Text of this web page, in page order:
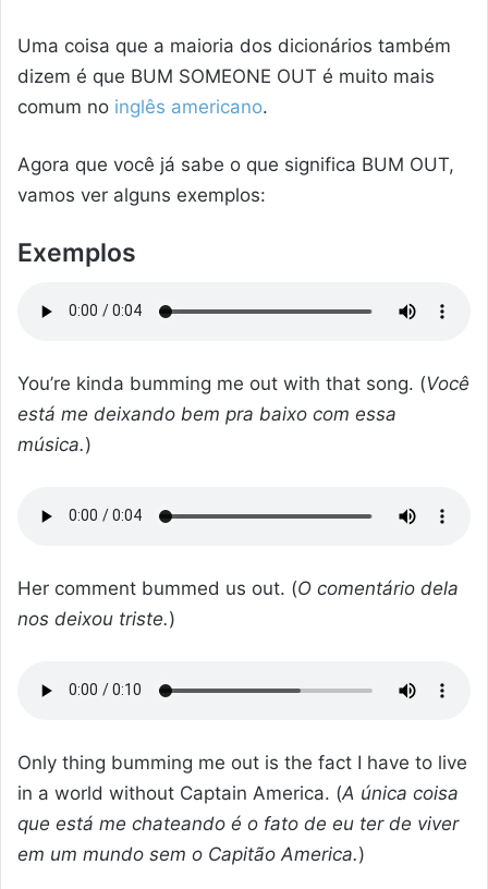
Uma coisa que a maioria dos dicionários também
dizem é que BUM SOMEONE OUT é muito mais
comum no inglês americano.
Agora que você já sabe o que significa BUM OUT,
vamos ver alguns exemplos:
Exemplos
You’re kinda bumming me out with that song. (Você
está me deixando bem pra baixo com essa
música.)
Her comment bummed us out. (O comentário dela
nos deixou triste.)
Only thing bumming me out is the fact I have to live
in a world without Captain America. (A única coisa
que está me chateando é o fato de eu ter de viver
em um mundo sem o Capitão America.)